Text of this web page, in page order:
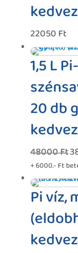
22050Ft
1,5 L
20 db
48000Ft
+ 6000.- Ft
Pi víz,